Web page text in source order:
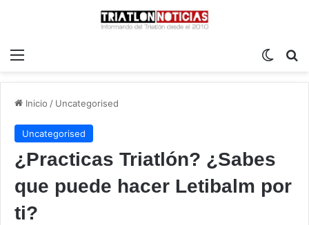
Inicio / Uncategorised
Uncategorised
¿Practicas Triatlón? ¿Sabes
que puede hacer Letibalm por
ti?